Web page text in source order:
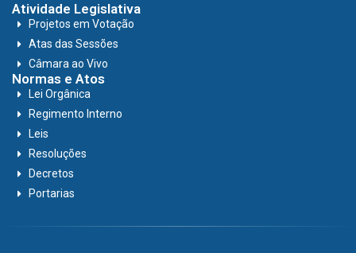
Atividade Legislativa
Projetos em Votação
Atas das Sessões
Câmara ao Vivo
Normas e Atos
Lei Orgânica
Regimento Interno
Leis
Resoluções
Decretos
Portarias